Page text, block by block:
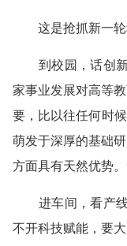
这是抢抓新一轮
到校园，话创新
家事业发展对高等
要，比以往任何时
萌发于深厚的基础
方面具有天然优势。
进车间，看产线
不开科技赋能，要